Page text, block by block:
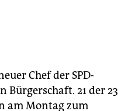
Chef der SPD-
Bürgerschaft. 21 der 23
am Montag zum